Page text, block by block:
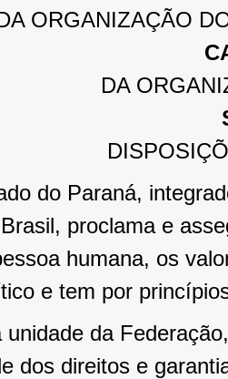
ORGANIZAÇÃO
DA
do Paraná,
proclama e
humana, os
e tem por
unidade da
dos direitos e